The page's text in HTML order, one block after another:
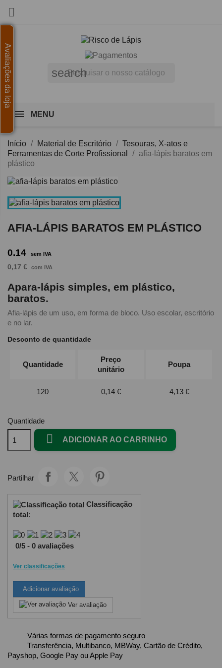

search
MENU
Início Material de Escritório
Tesouras, X-atos e
Ferramentas de Corte Profissional
afia-lápis baratos em
plástico
AFIA-LÁPIS BARATOS EM PLÁSTICO
0.14 sem IVA
0,17 € com IVA
Apara-lápis simples, em plástico,
baratos.
Afia-lápis de um uso, em forma de bloco. Uso escolar, escritório
e no lar.
Desconto de quantidade
Quantidade
Preço
unitário
Poupa
120 0,14 € 4,13 €
Quantidade
 ADICIONAR AO CARRINHO
Partilhar
Classificação
total:
0/5 - 0 avaliações
Ver classificações
Adicionar avaliação
Ver avaliação
Várias formas de pagamento seguro
Transferência, Multibanco, MBWay, Cartão de Crédito,
Payshop, Google Pay ou Apple Pay
Avaliações da loja